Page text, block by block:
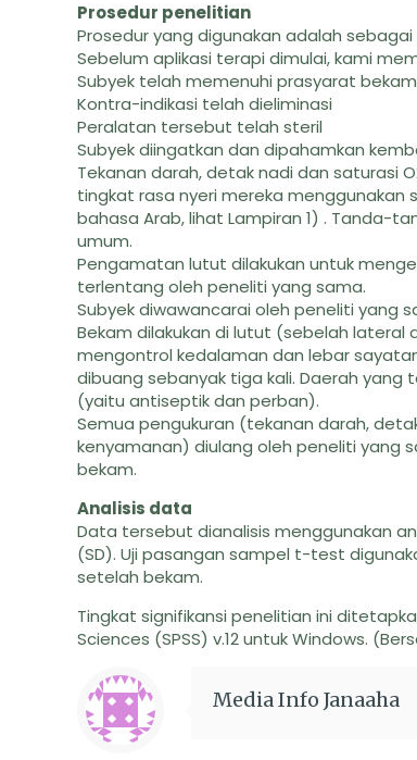
Prosedur penelitian
Prosedur yang digunakan adalah sebagai
Sebelum aplikasi terapi dimulai, kami
Subyek telah memenuhi prasyarat
Kontra-indikasi telah dieliminasi
Peralatan tersebut telah steril
Subyek diingatkan dan dipahamkan
Tekanan darah, detak nadi dan saturasi
tingkat rasa nyeri mereka menggunakan
bahasa Arab, lihat Lampiran 1) . Tanda-
umum.
Pengamatan lutut dilakukan untuk
terlentang oleh peneliti yang sama.
Subyek diwawancarai oleh peneliti yang
Bekam dilakukan di lutut (sebelah
mengontrol kedalaman dan lebar
dibuang sebanyak tiga kali. Daerah
(yaitu antiseptik dan perban).
Semua pengukuran (tekanan darah,
kenyamanan) diulang oleh peneliti yang
bekam.
Analisis data
Data tersebut dianalisis menggunakan
(SD). Uji pasangan sampel t-test
setelah bekam.
Tingkat signifikansi penelitian ini
Sciences (SPSS) v.12 untuk Windows.
Media Info Janaaha